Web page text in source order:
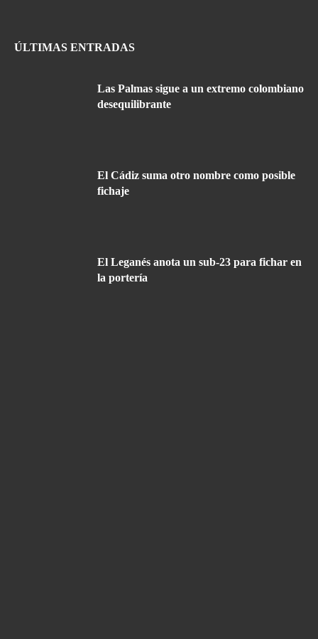
ÚLTIMAS ENTRADAS
Las Palmas sigue a un extremo colombiano
desequilibrante
El Cádiz suma otro nombre como posible
fichaje
El Leganés anota un sub-23 para fichar en
la portería